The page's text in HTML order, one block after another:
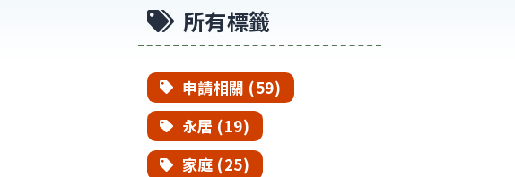
所有標籤
申請相關 (59)
永居 (19)
家庭 (25)